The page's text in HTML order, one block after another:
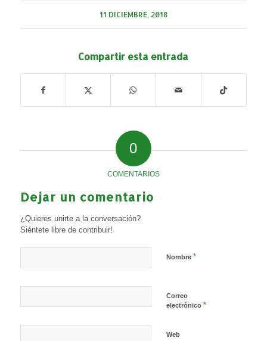
11 DICIEMBRE, 2018
Compartir esta entrada
0
COMENTARIOS
Dejar un comentario
¿Quieres unirte a la conversación?
Siéntete libre de contribuir!
Nombre *
Correo
electrónico *
Web